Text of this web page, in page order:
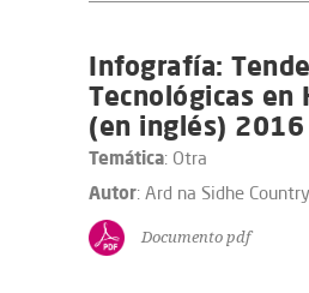
Infografía:
Tecnológicas en
(en inglés) 2016
Temática: Otra
Autor: Ard na Sidhe
Documento pdf